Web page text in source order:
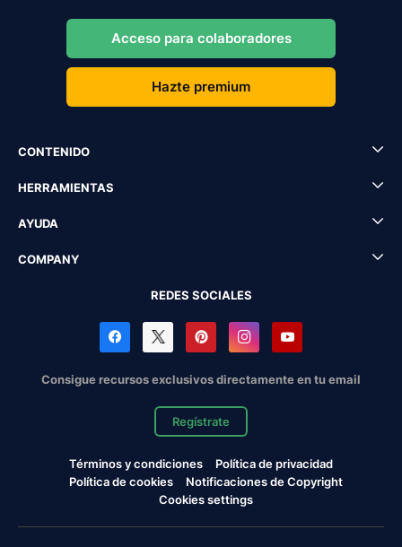
Acceso para colaboradores
Hazte premium
CONTENIDO
HERRAMIENTAS
AYUDA
COMPANY
REDES SOCIALES
Consigue recursos exclusivos directamente en tu email
Regístrate
Términos y condiciones
Política de privacidad
Política de cookies
Notificaciones de Copyright
Cookies settings